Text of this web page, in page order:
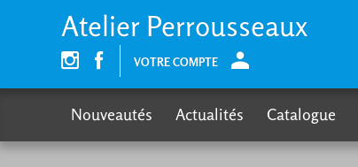
Atelier Perrousseaux
VOTRE COMPTE
Nouveautés Actualités Catalogue
Panneau de gestion des cookies